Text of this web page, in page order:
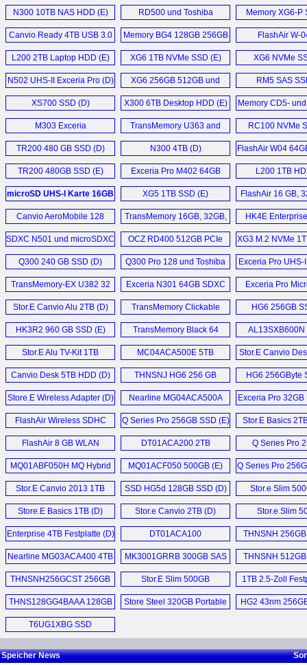
Canvio Basics 2022 2TB
USB 3.2 Gen 1 External
HDD (E)
N300 16TB NAS
Festplatte (D)
Canvio Advance 2TB USB
3.2 Gen1 (E)
X300 14TB Performance
HDD (E)
X300 8TB HDD (E)
Mehr Speicher News ...
47M7463DG (D)
CB30-102 Notebook (D)
Satellite P50-A-11L (D)
KIRAbook 13 i7 (E)
Mehr Sonstige News ...
14TB HDD (D)
SSD (D)
N300 10TB NAS HDD (E)
RD500 und Toshiba
RC500 (D)
Memory XG6-P
Canvio Ready 4TB USB 3.0
HDD (E)
Memory BG4 128GB 256GB
512GB und 1TB (D)
FlashAir W-
L200 2TB Laptop HDD (E) XG6 1TB NVMe SSD (E) XG6 NVMe
N502 UHS-II Exceria Pro (D)
XG6 256GB 512GB und
1024GB (D)
RM5 SAS
XS700 SSD (D) X300 6TB Desktop HDD (E)
Memory CD5-
HK6-DC
M303 Exceria
microSDXC (D)
TransMemory U363 and
U364 128GB USB 3.0 (E)
RC100 NVMe
TR200 480 GB SSD (D) N300 4TB (D)
FlashAir W04
SDXC
TR200 480GB SSD (E)
Exceria Pro M402 64GB
microSDXC (D)
L200 1TB
microSD UHS-I Karte 16GB
bis 256GB (D)
XG5 1TB SSD (E)
FlashAir 16 GB,
64 GB
Canvio AeroMobile 128
GB (D)
TransMemory 16GB, 32GB,
64GB, 128GB (D)
HK4E
SSD (E)
SDXC N501 und microSDXC
M402 (D)
OCZ RD400 512GB PCIe
NVMe M.2 SSD (E)
XG3 M.2 NVMe
Q300 240 GB SSD (D)
Q300 Pro 128 und Toshiba
Q300 Pro 256 GB (D)
Exceria Pro UHS-
Karten
TransMemory-EX U382 32
GB Typ-A und Typ-C Stick (D)
Exceria N301 64GB SDXC
Card (E)
Exceria Pro
Stor.E Canvio Alu 2TB (D)
TransMemory Clickable
32GB (D)
HG6 256GB
HK3R2 960 GB SSD (E)
TransMemory Black 64
GB (D)
AL13SXB600N
SAS (E)
Stor.E Alu TV-Kit 1TB
Festplatte (D)
MC04ACA500E 5TB
Festplatten (D)
Stor.E Canvio
Canvio Desk 5TB HDD (D)
THNSNJ HG6 256 GB
SSD (E)
HG6 256GByte
Store.E Wireless Adapter (D)
Nearline MG04ACA500A
5TB HDD (E)
Exceria Pro 32GB
FlashAir Wireless SDHC
32GB (D)
Q Series Pro 256GB SSD (E)
Stor.E Basics
1TB, Slim
My Passport
FlashAir 8 GB WLAN
SDHC (D)
DT01ACA200 2TB
Festplatten (D)
Q Series Pro
SSD (D)
MQ01ABF050H MQ Hybrid
Drive 500 GB SSHD (D)
MQ01ACF050 500GB (E) Q Series Pro
Stor.E Canvio 2013 1TB
HDD (D)
SSD HG5d 128GB SSD (D) Stor.e Slim
Store.E Basics 1TB (D) Stor.e Canvio 2TB (D)
Stor.e Slim
Festplatten
Enterprise 4TB Festplatte (D)
DT01ACA100
Festplatten (D)
THNSNH
Nearline MG03ACA400 4TB
SATA3 HDD (E)
MK3001GRRB 300GB SAS
HDD (E)
THNSNH
THNSNH256GCST 256GB
SSD (E)
Stor.E Slim 500GB
Festplatte (D)
1TB 2.5-Zoll
THNS128GG4BAAA 128GB
SSD (E)
Store Steel 320GB Portable
HG2 43nm
T6UG1XBG SSD
Controller (E)
Speicher News